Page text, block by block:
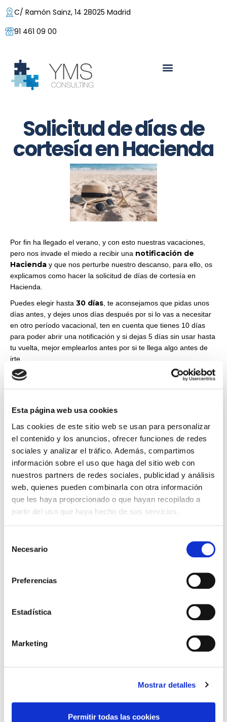
Esta página web usa cookies
Las cookies de este sitio web se usan para personalizar
el contenido y los anuncios, ofrecer funciones de redes
sociales y analizar el tráfico. Además, compartimos
información sobre el uso que haga del sitio web con
nuestros partners de redes sociales, publicidad y análisis
web, quienes pueden combinarla con otra información
que les haya proporcionado o que hayan recopilado a
partir del uso que haya hecho de sus servicios.
Necesario
Preferencias
Estadística
Marketing
Mostrar detalles
Permitir todas las cookies
C/ Ramón Sainz, 14 28025 Madrid
91 461 09 00
Solicitud de días de
cortesía en Hacienda
Por fin ha llegado el verano, y con esto nuestras vacaciones,
pero nos invade el miedo a recibir una notificación de
Hacienda y que nos perturbe nuestro descanso, para ello, os
explicamos como hacer la solicitud de días de cortesía en
Hacienda.
Puedes elegir hasta 30 días , te aconsejamos que pidas unos
días antes, y dejes unos días después por si lo vas a necesitar
en otro período vacacional, ten en cuenta que tienes 10 días
para poder abrir una notificación y si dejas 5 días sin usar hasta
tu vuelta, mejor emplearlos antes por si te llega algo antes de
irte.
Te indicamos como hacerlo, entra en el siguiente enlace en la
notificaciones electrónicas ”.
”, y te sale este